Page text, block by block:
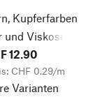
Kupferfarben
Viskose)
12.90
CHF 0.29/m
Varianten